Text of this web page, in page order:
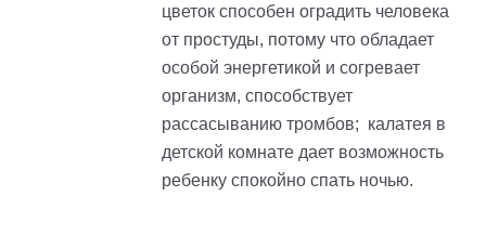
цветок способен оградить человека
от простуды, потому что обладает
особой энергетикой и согревает
организм, способствует
рассасыванию тромбов; калатея в
детской комнате дает возможность
ребенку спокойно спать ночью.